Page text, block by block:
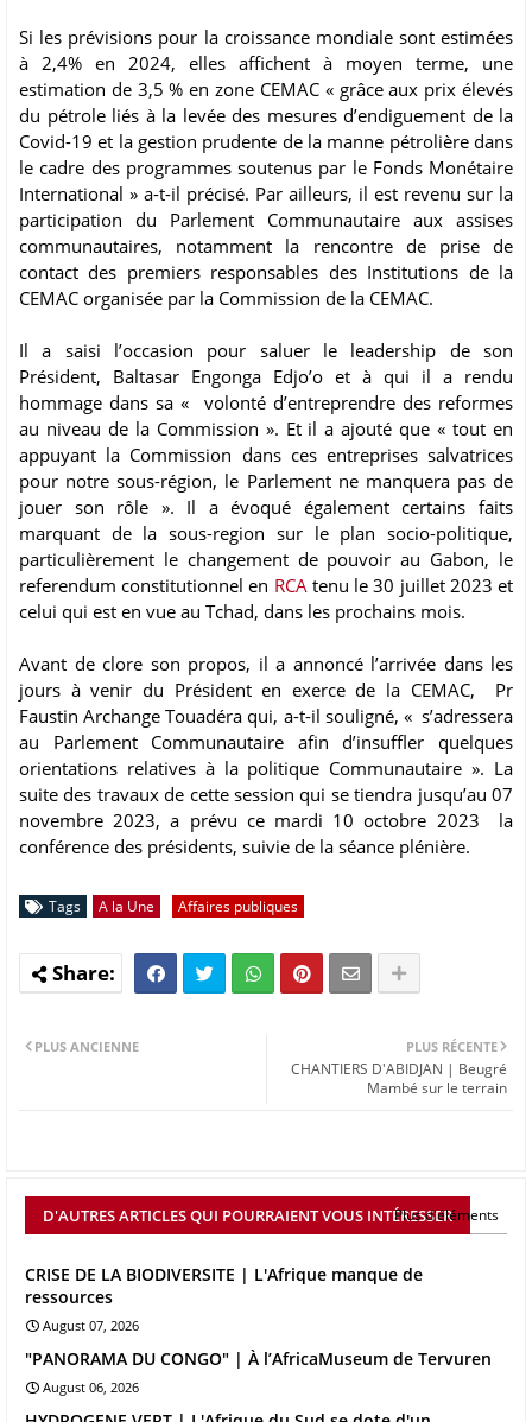
Si les prévisions pour la croissance mondiale sont estimées
à 2,4% en 2024, elles affichent à moyen terme, une
estimation de 3,5 % en zone CEMAC « grâce aux prix élevés
du pétrole liés à la levée des mesures d’endiguement de la
Covid-19 et la gestion prudente de la manne pétrolière dans
le cadre des programmes soutenus par le Fonds Monétaire
International » a-t-il précisé. Par ailleurs, il est revenu sur la
participation du Parlement Communautaire aux assises
communautaires, notamment la rencontre de prise de
contact des premiers responsables des Institutions de la
CEMAC organisée par la Commission de la CEMAC.
Il a saisi l’occasion pour saluer le leadership de son
Président, Baltasar Engonga Edjo’o et à qui il a rendu
hommage dans sa « volonté d’entreprendre des reformes
au niveau de la Commission ». Et il a ajouté que « tout en
appuyant la Commission dans ces entreprises salvatrices
pour notre sous-région, le Parlement ne manquera pas de
jouer son rôle ». Il a évoqué également certains faits
marquant de la sous-region sur le plan socio-politique,
particulièrement le changement de pouvoir au Gabon, le
referendum constitutionnel en RCAtenu le 30 juillet 2023 et
celui qui est en vue au Tchad, dans les prochains mois.
Avant de clore son propos, il a annoncé l’arrivée dans les
jours à venir du Président en exerce de la CEMAC, Pr
Faustin Archange Touadéra qui, a-t-il souligné, « s’adressera
au Parlement Communautaire afin d’insuffler quelques
orientations relatives à la politique Communautaire ». La
suite des travaux de cette session qui se tiendra jusqu’au 07
novembre 2023, a prévu ce mardi 10 octobre 2023 la
conférence des présidents, suivie de la séance plénière.
Tags A la Une Affaires publiques
PLUS RÉCENTE
CHANTIERS D'ABIDJAN | Beugré
Mambé sur le terrain
PLUS ANCIENNE
D'AUTRES ARTICLES QUI POURRAIENT VOUS INTÉRESSER
Plus d'éléments
CRISE DE LA BIODIVERSITE | L'Afrique manque de
ressources
August 07, 2026
"PANORAMA DU CONGO" | À l’AfricaMuseum de Tervuren
August 06, 2026